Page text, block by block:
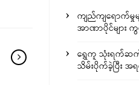
ကျည်ကျရောက်မှု
အာဏာပိုင်များ
ရွှေကူ သုံးရက်ဆ
သိမ်းပိုက်ခဲ့ပြီး အ